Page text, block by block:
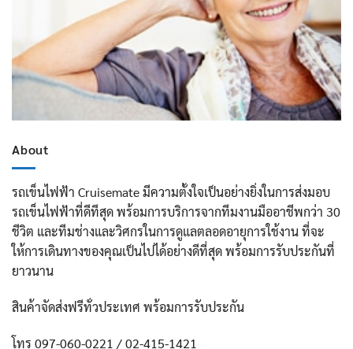
About
รถเข็นไฟฟ้า Cruisemate มีความตั้งใจเป็นอย่างยิ่งในการส่งมอบ
รถเข็นไฟฟ้าที่ดีทีสุด พร้อมการบริการจากทีมงานมืออาชีพกว่า 30
ชีวิต และทีมช่างและวิศกรในการดูแลตลอดอายุการใช้งาน ที่จะ
ให้การเดินทางของคุณเป็นไปได้อย่างดีที่สุด พร้อมการรับประกันที่
ยาวนาน
สินค้าจัดส่งฟรีทั่วประเทศ พร้อมการรับประกัน
โทร 097-060-0221 / 02-415-1421